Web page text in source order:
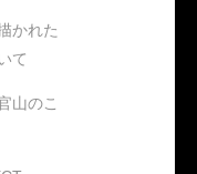
かれた
て
山のこ